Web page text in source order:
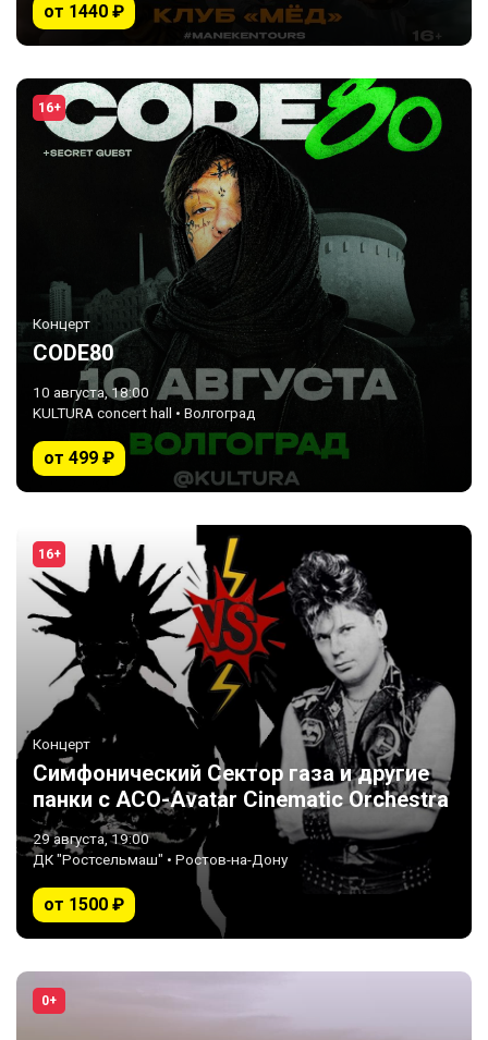
от 1440 ₽
16+
Концерт
CODE80
10 августа, 18:00
KULTURA concert hall • Волгоград
от 499 ₽
16+
Концерт
Симфонический Сектор газа и другие
панки с ACO-Avatar Cinematic Orchestra
29 августа, 19:00
ДК "Ростсельмаш" • Ростов-на-Дону
от 1500 ₽
0+